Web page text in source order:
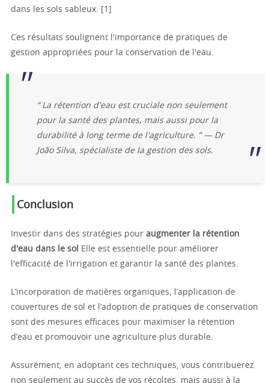
dans les sols sableux. [1]
Ces résultats soulignent l'importance de pratiques de
gestion appropriées pour la conservation de l'eau.
“ La rétention d'eau est cruciale non seulement
pour la santé des plantes, mais aussi pour la
durabilité à long terme de l'agriculture. ” — Dr
João Silva, spécialiste de la gestion des sols.
Conclusion
Investir dans des stratégies pour augmenter la rétention
d'eau dans le sol
Elle est essentielle pour améliorer
l'efficacité de l'irrigation et garantir la santé des plantes.
L’incorporation de matières organiques, l’application de
couvertures de sol et l’adoption de pratiques de conservation
sont des mesures efficaces pour maximiser la rétention
d’eau et promouvoir une agriculture plus durable.
Assurément, en adoptant ces techniques, vous contribuerez
non seulement au succès de vos récoltes, mais aussi à la